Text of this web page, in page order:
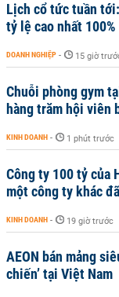
Lịch cổ tức tuần
tỷ lệ cao nhất 100%
DOANH NGHIỆP - 15 giờ
Chuỗi phòng gym
hàng trăm hội viên
KINH DOANH - 1 phút trước
Công ty 100 tỷ của
một công ty khác
KINH DOANH - 19 giờ trước
AEON bán mảng
chiến’ tại Việt Nam